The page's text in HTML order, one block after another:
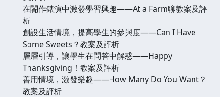
在閤作錶演中激發學習興趣——At a Farm聊教案及評
析
創設生活情境，提高學生的參與度——Can I Have
Some Sweets？教案及評析
層層引導，讓學生在問答中解惑——Happy
Thanksgiving！教案及評析
善用情境，激發樂趣——How Many Do You Want？
教案及評析